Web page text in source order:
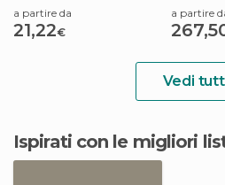
a partire da
21,22€
a partire
Vedi
Ispirati con le migliori